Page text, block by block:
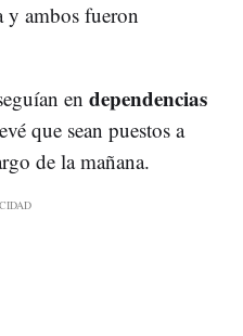
y ambos fueron
en dependencias
que sean puestos a
de la mañana.